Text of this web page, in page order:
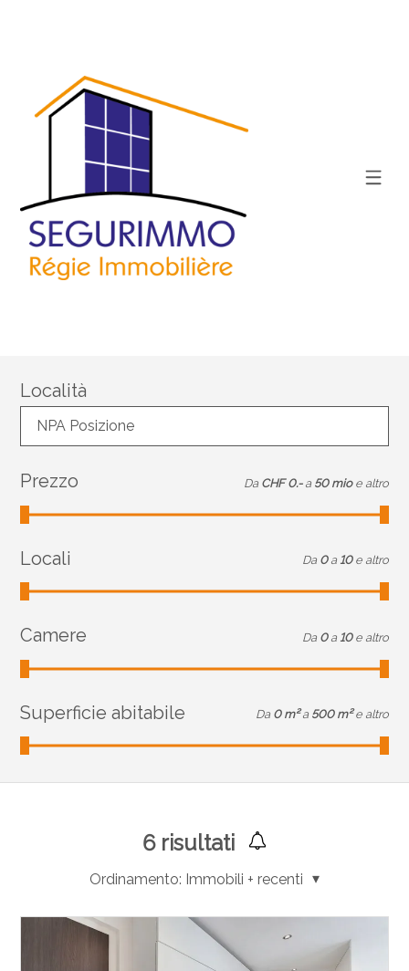
Località
NPA Posizione
Prezzo Da CHF 0.- a 50 mio e altro
Locali Da 0 a 10 e altro
Camere Da 0 a 10 e altro
Superficie abitabile Da 0 m² a 500 m² e altro
6risultati
Ordinamento: Immobili + recenti